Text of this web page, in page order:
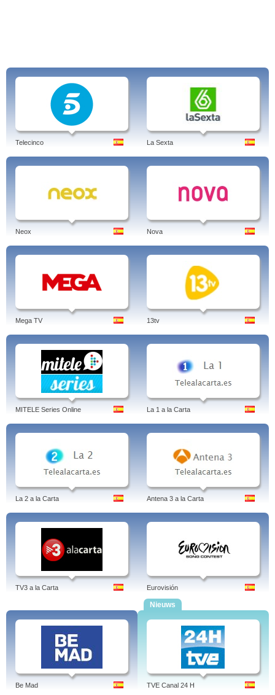
Telecinco La Sexta
Neox Nova
Mega TV 13tv
MITELE Series Online La 1 a la Carta
La 2 a la Carta Antena 3 a la Carta
TV3 a la Carta Eurovisión
Be Mad
Nieuws
TVE Canal 24 H